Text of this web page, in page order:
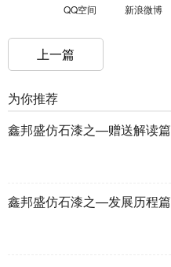
QQ空间 新浪微博
上一篇
为你推荐
鑫邦盛仿石漆之—赠送解读篇
鑫邦盛仿石漆之—发展历程篇